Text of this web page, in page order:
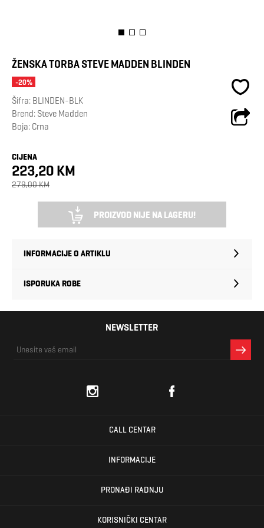
ŽENSKA TORBA STEVE MADDEN BLINDEN
-20%
Šifra: BLINDEN-BLK
Brend: Steve Madden
Boja: Crna
CIJENA
223,20 KM
279,00 KM
PROIZVOD NIJE NA LAGERU!
INFORMACIJE O ARTIKLU
ISPORUKA ROBE
NEWSLETTER
CALL CENTAR
INFORMACIJE
PRONAĐI RADNJU
KORISNIČKI CENTAR